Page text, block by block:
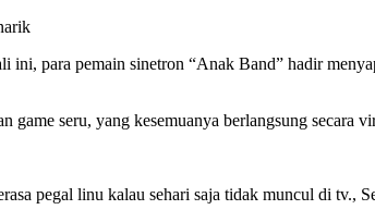
para pemain sinetron “Anak Band” hadir
seru, yang kesemuanya berlangsung secara
pegal linu kalau sehari saja tidak muncul di tv.,